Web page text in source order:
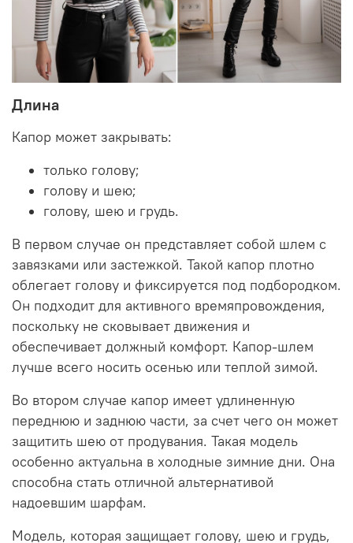
Длина
Капор может закрывать:
только голову;
голову и шею;
голову, шею и грудь.
В первом случае он представляет собой шлем с
завязками или застежкой. Такой капор плотно
облегает голову и фиксируется под подбородком.
Он подходит для активного времяпровождения,
поскольку не сковывает движения и
обеспечивает должный комфорт. Капор-шлем
лучше всего носить осенью или теплой зимой.
Во втором случае капор имеет удлиненную
переднюю и заднюю части, за счет чего он может
защитить шею от продувания. Такая модель
особенно актуальна в холодные зимние дни. Она
способна стать отличной альтернативой
надоевшим шарфам.
Модель, которая защищает голову, шею и грудь,